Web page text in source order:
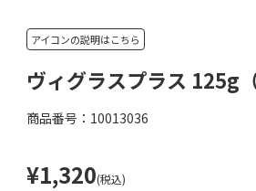
アイコンの説明はこちら
ヴィグラスプラス 125g
商品番号：10013036
¥1,320(税込)